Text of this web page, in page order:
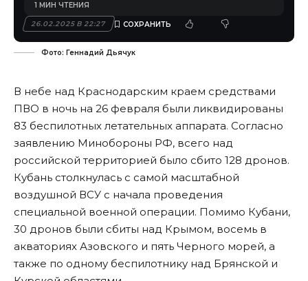
26.02.2025 В 22:27
1 МИН ЧТЕНИЯ
Фото: Геннадий Дьячук
В небе над Краснодарским краем средствами
ПВО в ночь на 26 февраля были ликвидированы
83 беспилотных летательных аппарата. Согласно
заявлению Минобороны РФ, всего над
российской территорией было сбито 128 дронов.
Кубань столкнулась с самой масштабной
воздушной ВСУ с начала проведения
специальной военной операции. Помимо Кубани,
30 дронов были сбиты над Крымом, восемь в
акваториях Азовского и пять Черного морей, а
также по одному беспилотнику над Брянской и